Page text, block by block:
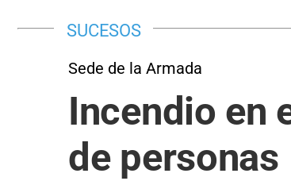
SUCESOS
Sede de la Armada
Incendio en
de personas